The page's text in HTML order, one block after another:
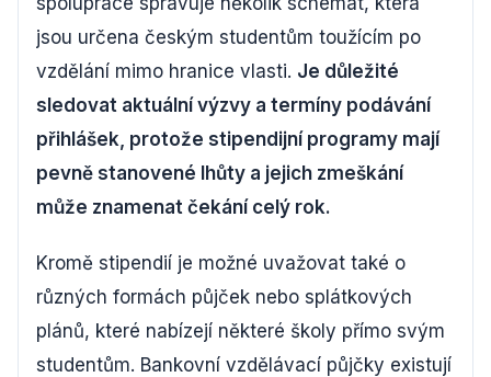
jsou určena českým studentům toužícím po
vzdělání mimo hranice vlasti. Je důležité
sledovat aktuální výzvy a termíny podávání
přihlášek, protože stipendijní programy mají
pevně stanovené lhůty a jejich zmeškání
může znamenat čekání celý rok.
Kromě stipendií je možné uvažovat také o
různých formách půjček nebo splátkových
plánů, které nabízejí některé školy přímo svým
studentům. Bankovní vzdělávací půjčky existují